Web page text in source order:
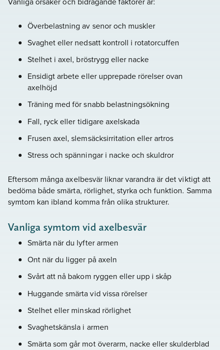
Överbelastning av senor och muskler
Svaghet eller nedsatt kontroll i rotatorcuffen
Stelhet i axel, bröstrygg eller nacke
Ensidigt arbete eller upprepade rörelser ovan
axelhöjd
Träning med för snabb belastningsökning
Fall, ryck eller tidigare axelskada
Frusen axel, slemsäcksirritation eller artros
Stress och spänningar i nacke och skuldror
Eftersom många axelbesvär liknar varandra är det viktigt att
bedöma både smärta, rörlighet, styrka och funktion. Samma
symtom kan ibland komma från olika strukturer.
Vanliga symtom vid axelbesvär
Smärta när du lyfter armen
Ont när du ligger på axeln
Svårt att nå bakom ryggen eller upp i skåp
Huggande smärta vid vissa rörelser
Stelhet eller minskad rörlighet
Svaghetskänsla i armen
Smärta som går mot överarm, nacke eller skulderblad